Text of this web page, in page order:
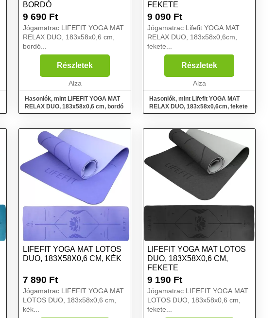
BORDÓ
9 690 Ft
Jógamatrac LIFEFIT YOGA MAT
RELAX DUO, 183x58x0,6 cm,
bordó...
Részletek
Alza
Hasonlók, mint LIFEFIT YOGA MAT
RELAX DUO, 183x58x0,6 cm, bordó
FEKETE
9 090 Ft
Jógamatrac Lifefit YOGA MAT
RELAX DUO, 183x58x0,6cm,
fekete...
Részletek
Alza
Hasonlók, mint Lifefit YOGA MAT
RELAX DUO, 183x58x0,6cm, fekete
LIFEFIT YOGA MAT LOTOS
DUO, 183X58X0,6 CM, KÉK
7 890 Ft
Jógamatrac LIFEFIT YOGA MAT
LOTOS DUO, 183x58x0,6 cm,
kék...
LIFEFIT YOGA MAT LOTOS
DUO, 183X58X0,6 CM,
FEKETE
9 190 Ft
Jógamatrac LIFEFIT YOGA MAT
LOTOS DUO, 183x58x0,6 cm,
fekete...